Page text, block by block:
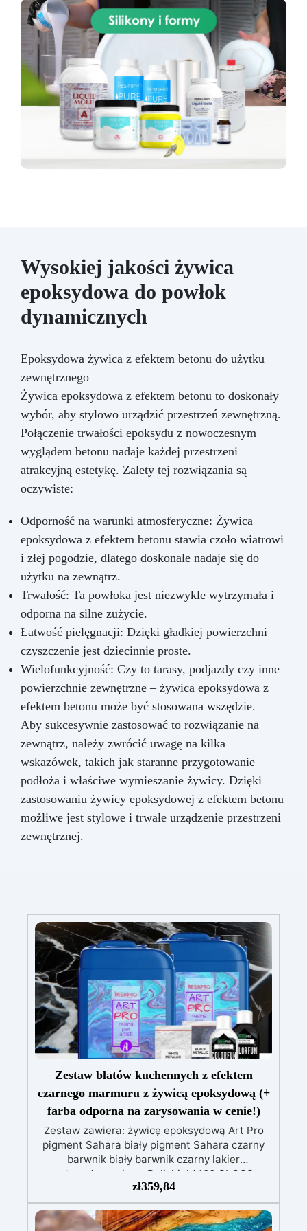
Wysokiej jakości żywica
epoksydowa do powłok
dynamicznych
Epoksydowa żywica z efektem betonu do użytku
zewnętrznego
Żywica epoksydowa z efektem betonu to doskonały
wybór, aby stylowo urządzić przestrzeń zewnętrzną.
Połączenie trwałości epoksydu z nowoczesnym
wyglądem betonu nadaje każdej przestrzeni
atrakcyjną estetykę. Zalety tej rozwiązania są
oczywiste:
Odporność na warunki atmosferyczne: Żywica
epoksydowa z efektem betonu stawia czoło wiatrowi
i złej pogodzie, dlatego doskonale nadaje się do
użytku na zewnątrz.
Trwałość: Ta powłoka jest niezwykle wytrzymała i
odporna na silne zużycie.
Łatwość pielęgnacji: Dzięki gładkiej powierzchni
czyszczenie jest dziecinnie proste.
Wielofunkcyjność: Czy to tarasy, podjazdy czy inne
powierzchnie zewnętrzne – żywica epoksydowa z
efektem betonu może być stosowana wszędzie.
Aby sukcesywnie zastosować to rozwiązanie na
zewnątrz, należy zwrócić uwagę na kilka
wskazówek, takich jak staranne przygotowanie
podłoża i właściwe wymieszanie żywicy. Dzięki
zastosowaniu żywicy epoksydowej z efektem betonu
możliwe jest stylowe i trwałe urządzenie przestrzeni
zewnętrznej.
Zestaw blatów kuchennych z efektem
czarnego marmuru z żywicą epoksydową (+
farba odporna na zarysowania w cenie!)
Zestaw zawiera: żywicę epoksydową Art Pro
pigment Sahara biały pigment Sahara czarny
barwnik biały barwnik czarny lakier
antyzadrapaniowy Polishield 100 GLOSS
Zrewolucjonizuj swoją kuchnię ponadczasową
elegancją naszego zestawu do blatu
kuchennego z efektem marmuru black gold &
zł359,84